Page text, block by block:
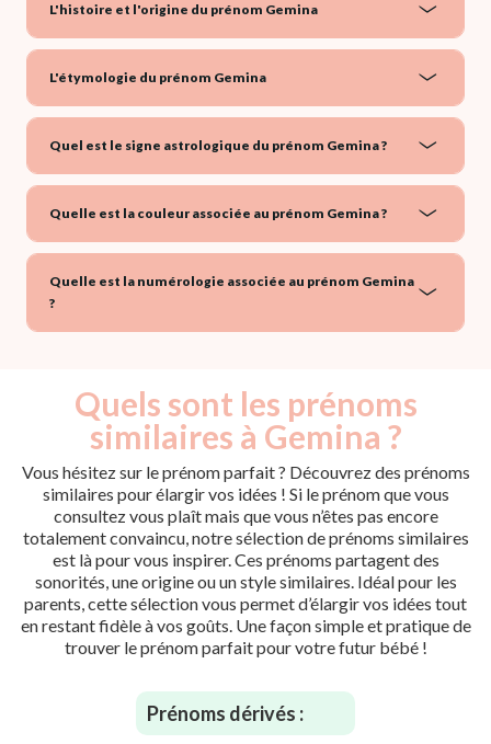
L'histoire et l'origine du prénom Gemina
L'étymologie du prénom Gemina
Quel est le signe astrologique du prénom Gemina ?
Quelle est la couleur associée au prénom Gemina ?
Quelle est la numérologie associée au prénom Gemina
?
Quels sont les prénoms
similaires à Gemina ?
Vous hésitez sur le prénom parfait ? Découvrez des prénoms
similaires pour élargir vos idées ! Si le prénom que vous
consultez vous plaît mais que vous n’êtes pas encore
totalement convaincu, notre sélection de prénoms similaires
est là pour vous inspirer. Ces prénoms partagent des
sonorités, une origine ou un style similaires. Idéal pour les
parents, cette sélection vous permet d’élargir vos idées tout
en restant fidèle à vos goûts. Une façon simple et pratique de
trouver le prénom parfait pour votre futur bébé !
Prénoms dérivés :